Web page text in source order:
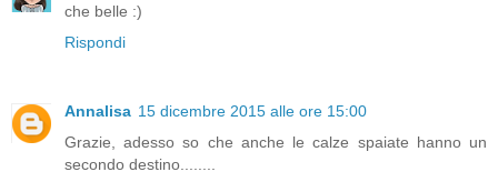
che belle :)
Rispondi
Annalisa 15 dicembre 2015 alle ore 15:00
Grazie, adesso so che anche le calze spaiate hanno un
secondo destino........